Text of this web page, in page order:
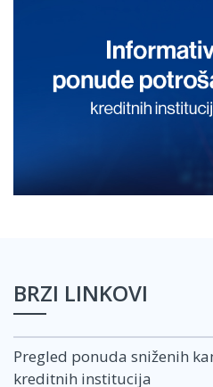
BRZI LINKOVI
Pregled ponuda sniženih
kreditnih institucija